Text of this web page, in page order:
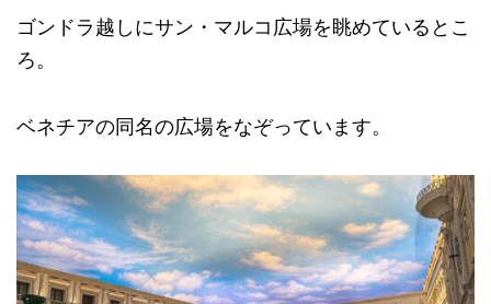
ゴンドラ越しにサン・マルコ広場を眺めているとこ
ろ。
ベネチアの同名の広場をなぞっています。